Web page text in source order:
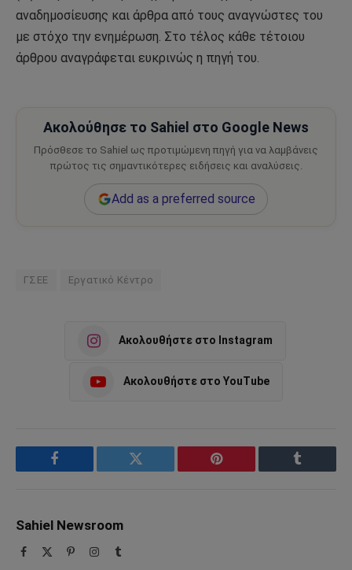
αναδημοσίευσης και άρθρα από τους αναγνώστες του
με στόχο την ενημέρωση. Στο τέλος κάθε τέτοιου
άρθρου αναγράφεται ευκρινώς η πηγή του.
Ακολούθησε το Sahiel στο Google News
Πρόσθεσε το Sahiel ως προτιμώμενη πηγή για να λαμβάνεις
πρώτος τις σημαντικότερες ειδήσεις και αναλύσεις.
Add as a preferred source
ΓΣΕΕ Εργατικό Κέντρο
Ακολουθήστε στο Instagram
Ακολουθήστε στο YouTube
Facebook Twitter Pinterest Tumblr
Sahiel Newsroom
Facebook PinterestInstagram
Tumblr